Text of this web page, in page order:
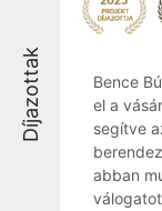
Díjazottak
Bence
el a
segítve
abban